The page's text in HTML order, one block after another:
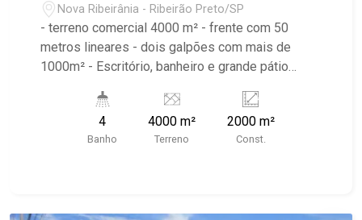
Nova Ribeirânia - Ribeirão Preto/SP
- terreno comercial 4000 m² - frente com 50
metros lineares - dois galpões com mais de
1000m² - Escritório, banheiro e grande pátio
1000 L1856
4
Banho
4000 m²
Terreno
2000 m²
Const.